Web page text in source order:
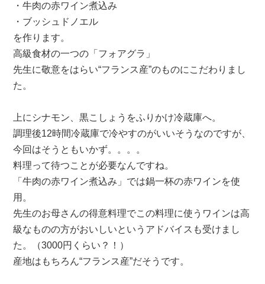
だ
ん
ら
ん】
・牛肉の赤ワイン煮込み
・ブッシュドノエル
を作ります。
高級食材の一つの「フォアグラ」
先生に敬意をはらい“フランス産”のものにこだわりまし
た。
上にシナモン、黒こしょうをふりかけ冷蔵庫へ。
調理後12時間冷蔵庫で冷やすのがいいそうなのですが、
今回はそうともいかず。。。。
料理って待つことが必要なんですね。
「牛肉の赤ワイン煮込み」では鍋一杯の赤ワインを使
用。
先生のお母さんの得意料理でこの料理に使うワインは高
級なものの方がおいしいというアドバイスも受けまし
た。（3000円くらい？！）
産地はもちろん“フランス産”だそうです。